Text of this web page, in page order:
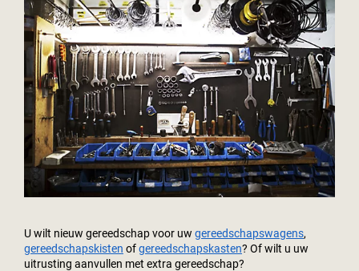
U wilt nieuw gereedschap voor uw gereedschapswagens,
gereedschapskisten ofgereedschapskasten? Of wilt u uw
uitrusting aanvullen met extra gereedschap?